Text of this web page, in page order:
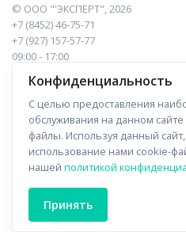
© ООО "'ЭКСПЕРТ", 2026
+7 (8452) 46-75-71
+7 (927) 157-57-77
09:00 - 17:00
410017, Саратов, Пугачева, 10 к1,
Навигация
Прайс-лист
Отзывы
Форма связи
Конфиденциальность
С целью предоставления
обслуживания на данном
файлы. Используя данный
использование нами cookie-
нашей политикой
Принять